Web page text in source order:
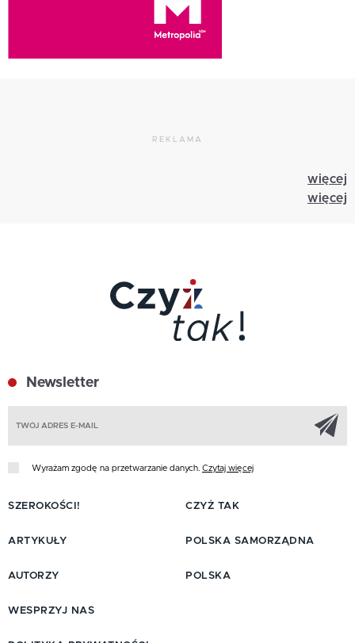
REKLAMA
więcej
więcej
Newsletter
Wyrażam zgodę na przetwarzanie danych. Czytaj więcej
SZEROKOŚCI!
ARTYKUŁY
AUTORZY
CZYŻ TAK
POLSKA SAMORZĄDNA
POLSKA
WESPRZYJ NAS